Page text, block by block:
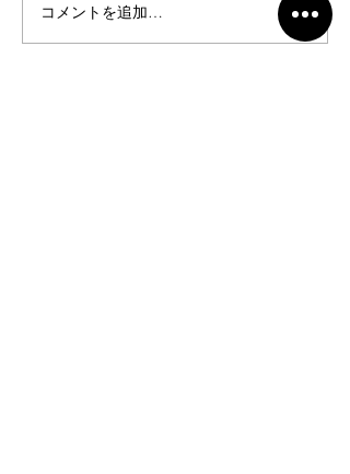
写真展『アートの競演
2026夕凪』
コメントを追加…